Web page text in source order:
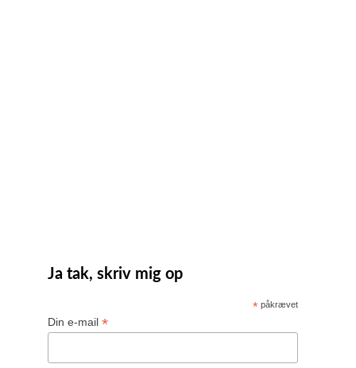
Ja tak, skriv mig op
*påkrævet
Din e-mail *